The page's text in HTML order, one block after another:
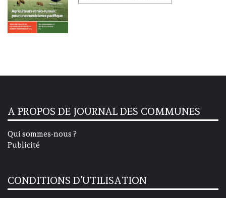
A PROPOS DE JOURNAL DES COMMUNES
Qui sommes-nous ?
Publicité
CONDITIONS D’UTILISATION